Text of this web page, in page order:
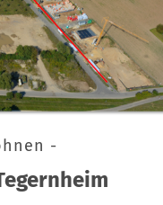
-